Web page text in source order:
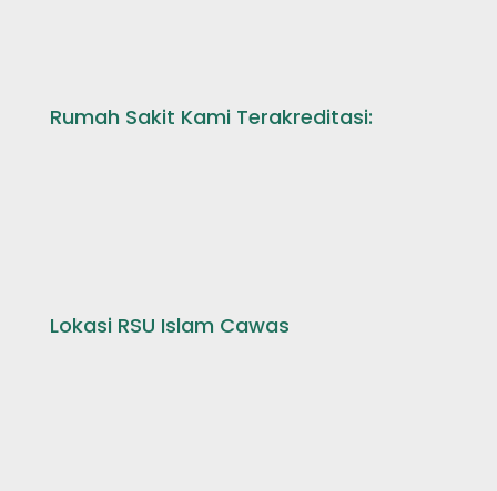
Rumah Sakit Kami Terakreditasi:
Lokasi RSU Islam Cawas